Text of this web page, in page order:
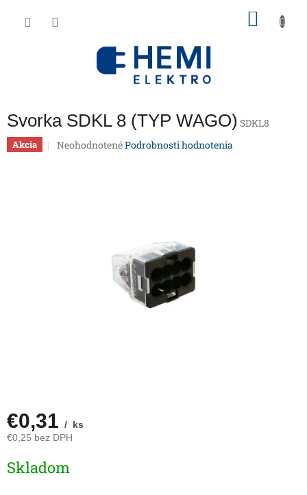
Svorka SDKL 8 (TYP WAGO) SDKL8
Akcia
Priemerné
NeohodnotenéPodrobnosti hodnotenia
€0,31 / ks
€0,25 bez DPH
cena:
Skladom